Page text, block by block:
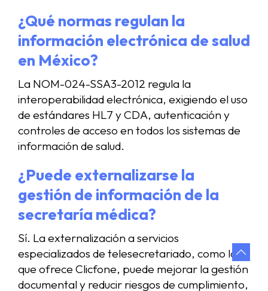
¿Qué normas regulan la
información electrónica de salud
en México?
La NOM-024-SSA3-2012 regula la
interoperabilidad electrónica, exigiendo el uso
de estándares HL7 y CDA, autenticación y
controles de acceso en todos los sistemas de
información de salud.
¿Puede externalizarse la
gestión de información de la
secretaría médica?
Sí. La externalización a servicios
especializados de telesecretariado, como los
que ofrece Clicfone, puede mejorar la gestión
documental y reducir riesgos de cumplimiento,